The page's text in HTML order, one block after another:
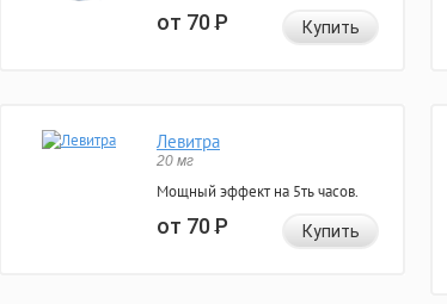
от 70Р Купить
Левитра
20 мг
Мощный эффект на 5ть часов.
от 70Р Купить